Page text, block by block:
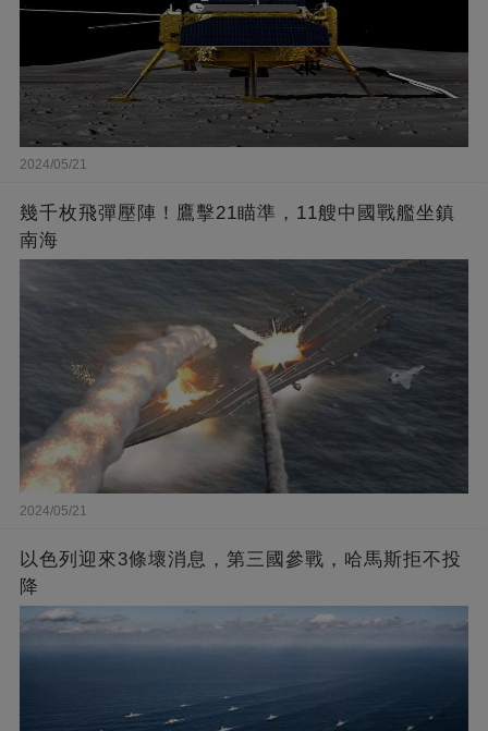
2024/05/21
幾千枚飛彈壓陣！鷹擊21瞄準，11艘中國戰艦坐鎮
南海
2024/05/21
以色列迎來3條壞消息，第三國參戰，哈馬斯拒不投
降